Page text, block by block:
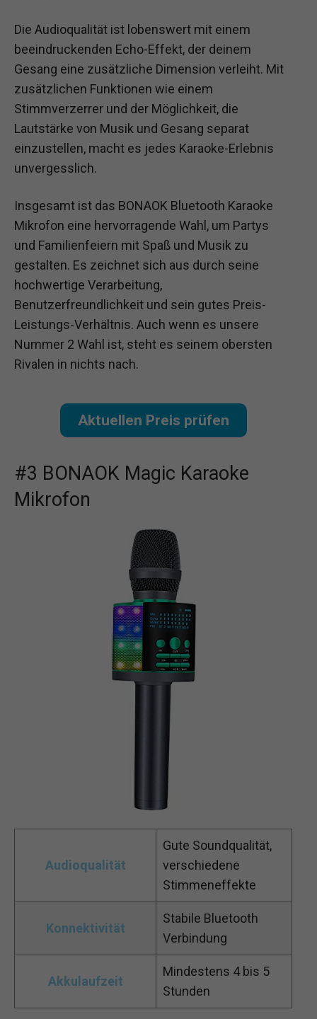
Die Audioqualität ist lobenswert mit einem
beeindruckenden Echo-Effekt, der deinem
Gesang eine zusätzliche Dimension verleiht. Mit
zusätzlichen Funktionen wie einem
Stimmverzerrer und der Möglichkeit, die
Lautstärke von Musik und Gesang separat
einzustellen, macht es jedes Karaoke-Erlebnis
unvergesslich.
Insgesamt ist das BONAOK Bluetooth Karaoke
Mikrofon eine hervorragende Wahl, um Partys
und Familienfeiern mit Spaß und Musik zu
gestalten. Es zeichnet sich aus durch seine
hochwertige Verarbeitung,
Benutzerfreundlichkeit und sein gutes Preis-
Leistungs-Verhältnis. Auch wenn es unsere
Nummer 2 Wahl ist, steht es seinem obersten
Rivalen in nichts nach.
Aktuellen Preis prüfen
#3 BONAOK Magic Karaoke
Mikrofon
Audioqualität
Gute Soundqualität,
verschiedene
Stimmeneffekte
Konnektivität
Stabile Bluetooth
Verbindung
Akkulaufzeit
Mindestens 4 bis 5
Stunden